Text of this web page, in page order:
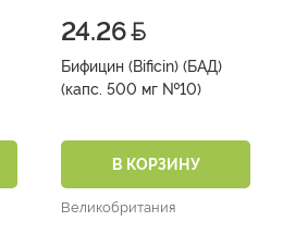
24.26
Бифицин (Bificin) (БАД)
(капс. 500 мг №10)
В КОРЗИНУ
Великобритания